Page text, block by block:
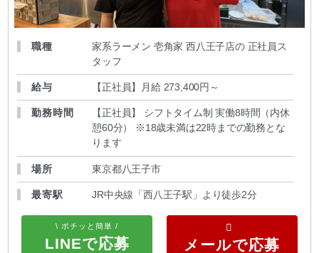
職種
家系ラーメン 壱角家 西八王子店の 正社員ス
タッフ
給与 【正社員】月給 273,400円～
勤務時間
【正社員】 シフトタイム制 実働8時間（内休
憩60分） ※18歳未満は22時までの勤務とな
ります
場所 東京都八王子市
最寄駅 JR中央線「西八王子駅」より徒歩2分
\ ポチッと簡単 /
LINEで応募